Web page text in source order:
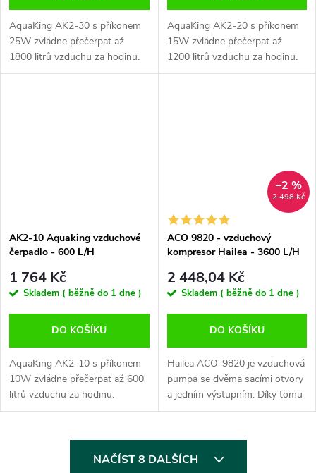
AquaKing AK2-30 s příkonem
25W zvládne přečerpat až
1800 litrů vzduchu za hodinu.
Spolehlivé vzduchové čerpadlo
AquaKing AK2-20 s příkonem
15W zvládne přečerpat až
1200 litrů vzduchu za hodinu.
Spolehlivé vzduchové čerpadlo
AK2-10 Aquaking vzduchové
čerpadlo - 600 L/H
1 764 Kč
Skladem ( běžně do 1 dne )
DO KOŠÍKU
AquaKing AK2-10 s příkonem
10W zvládne přečerpat až 600
litrů vzduchu za hodinu.
Spolehlivé vzduchové čerpadlo
nebo lékařské provozy.
2 498 Kč
–2 %
ACO 9820 - vzduchový
kompresor Hailea - 3600 L/H
2 448,04 Kč
Skladem ( běžně do 1 dne )
DO KOŠÍKU
Hailea ACO-9820 je vzduchová
pumpa se dvěma sacími otvory
a jedním výstupním. Díky tomu
je dosaženo velkého průtoku
Má dvojitý tlumící systém hluku
i...
NAČÍST 8 DALŠÍCH